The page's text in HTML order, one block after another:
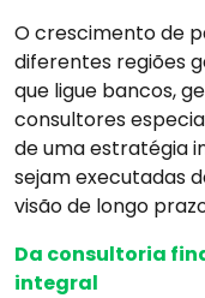
O crescimento de
diferentes regiões
que ligue bancos,
consultores
de uma estratégia
sejam executadas
visão de longo
Da consultoria
integral